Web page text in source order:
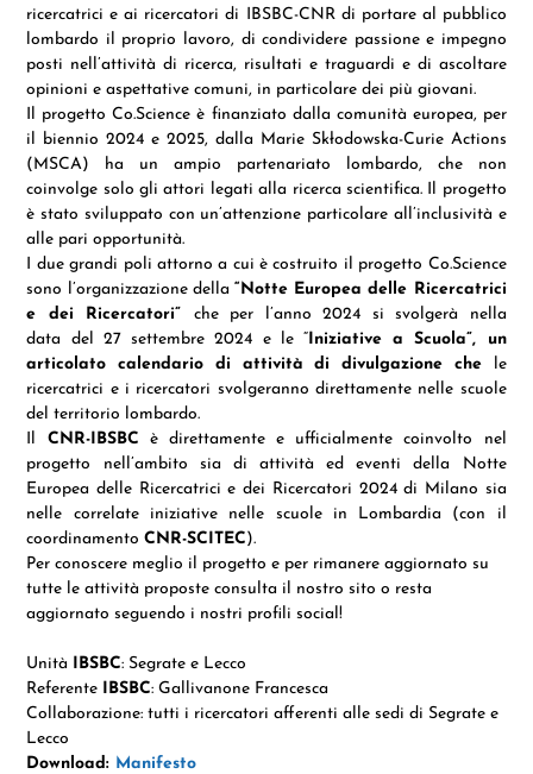
ricercatrici e ai ricercatori di IBSBC-CNR di portare al pubblico
lombardo il proprio lavoro, di condividere passione e impegno
posti nell’attività di ricerca, risultati e traguardi e di ascoltare
opinioni e aspettative comuni, in particolare dei più giovani.
Il progetto Co.Science è finanziato dalla comunità europea, per
il biennio 2024 e 2025, dalla Marie Skłodowska-Curie Actions
(MSCA) ha un ampio partenariato lombardo, che non
coinvolge solo gli attori legati alla ricerca scientifica. Il progetto
è stato sviluppato con un’attenzione particolare all’inclusività e
alle pari opportunità.
I due grandi poli attorno a cui è costruito il progetto Co.Science
sono l’organizzazione della “Notte Europea delle Ricercatrici
e dei Ricercatori” che per l’anno 2024 si svolgerà nella
data del 27 settembre 2024 e le “Iniziative a Scuola”, un
articolato calendario di attività di divulgazione che
le
ricercatrici e i ricercatori svolgeranno direttamente nelle scuole
del territorio lombardo.
CNR-IBSBC è direttamente e ufficialmente coinvolto nel
progetto nell’ambito sia di attività ed eventi della Notte
Europea delle Ricercatrici e dei Ricercatori 2024 di Milano sia
nelle correlate iniziative nelle scuole in Lombardia (con il
coordinamentoCNR-SCITEC).
Per conoscere meglio il progetto e per rimanere aggiornato su
tutte le attività proposte consulta il nostro sito o resta
aggiornato seguendo i nostri profili social!
Unità IBSBC: Segrate e Lecco
Referente
IBSBC: Gallivanone Francesca
Collaborazione: tutti i ricercatori afferenti alle sedi di Segrate e
Lecco
Download: Manifesto